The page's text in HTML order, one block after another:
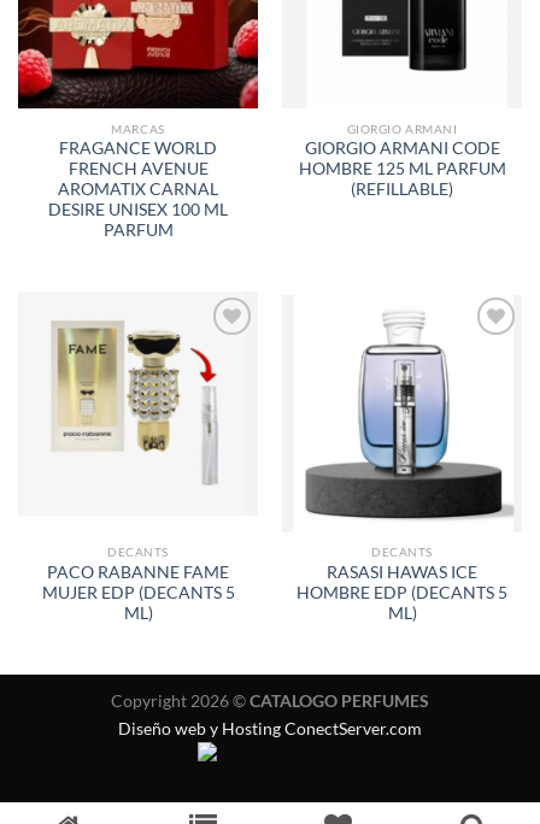
DESEOS
MARCAS
FRAGANCE WORLD
FRENCH AVENUE
AROMATIX CARNAL
DESIRE UNISEX 100 ML
PARFUM
GIORGIO ARMANI
GIORGIO ARMANI CODE
HOMBRE 125 ML PARFUM
(REFILLABLE)
AÑADIR
A LA
DE
DESEOS
DECANTS
PACO RABANNE FAME
MUJER EDP (DECANTS 5
ML)
AÑADIR
LISTA
DESEOS
DECANTS
RASASI HAWAS ICE
HOMBRE EDP (DECANTS 5
ML)
Copyright 2026 ©CATALOGO PERFUMES
Diseño web y Hosting ConectServer.com